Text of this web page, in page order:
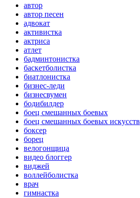
автор
автор песен
адвокат
активистка
актриса
атлет
бадминтонистка
баскетболистка
биатлонистка
бизнес-леди
бизнесвумен
бодибилдер
боец смешанных боевых
боец смешанных боевых искусств
боксер
борец
велогонщица
видео блоггер
виджей
воллейболистка
врач
гимнастка